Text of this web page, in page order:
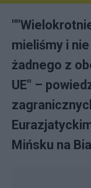
mieliśmy i
żadnego z
UE" –
Mińsku na